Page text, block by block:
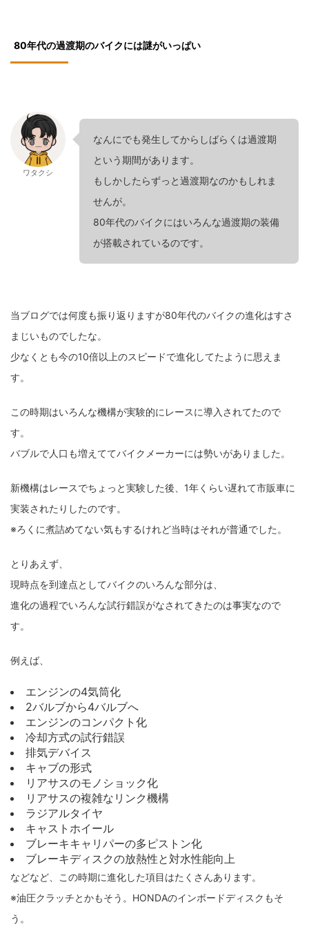
80年代の過渡期のバイクには謎がいっぱい
ワタクシ
なんにでも発生してからしばらくは過渡期
という期間があります。
もしかしたらずっと過渡期なのかもしれま
せんが。
80年代のバイクにはいろんな過渡期の装備
が搭載されているのです。
当ブログでは何度も振り返りますが80年代のバイクの進化はすさ
まじいものでしたな。
少なくとも今の10倍以上のスピードで進化してたように思えま
す。
この時期はいろんな機構が実験的にレースに導入されてたので
す。
バブルで人口も増えててバイクメーカーには勢いがありました。
新機構はレースでちょっと実験した後、1年くらい遅れて市販車に
実装されたりしたのです。
※ろくに煮詰めてない気もするけれど当時はそれが普通でした。
とりあえず、
現時点を到達点としてバイクのいろんな部分は、
進化の過程でいろんな試行錯誤がなされてきたのは事実なので
す。
例えば、
エンジンの4気筒化
2バルブから4バルブへ
エンジンのコンパクト化
冷却方式の試行錯誤
排気デバイス
キャブの形式
リアサスのモノショック化
リアサスの複雑なリンク機構
ラジアルタイヤ
キャストホイール
ブレーキキャリパーの多ピストン化
ブレーキディスクの放熱性と対水性能向上
などなど、この時期に進化した項目はたくさんあります。
※油圧クラッチとかもそう。HONDAのインボードディスクもそ
う。